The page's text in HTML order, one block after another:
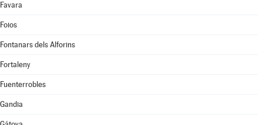
Favara
Foios
Fontanars dels Alforins
Fortaleny
Fuenterrobles
Gandia